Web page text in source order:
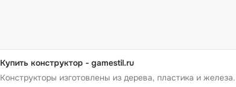
Купить конструктор - gamestil.ru
Конструкторы изготовлены из дерева, пластика и